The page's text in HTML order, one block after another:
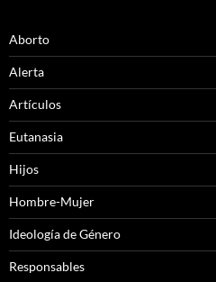
Aborto
Alerta
Artículos
Eutanasia
Hijos
Hombre-Mujer
Ideología de Género
Responsables